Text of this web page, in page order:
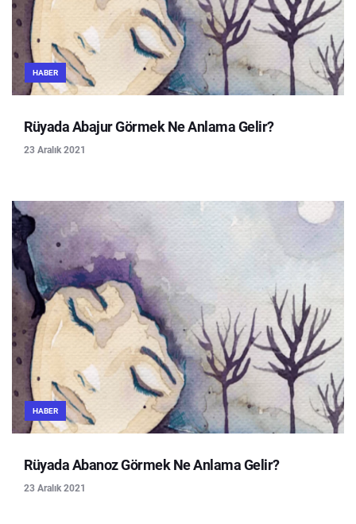
HABER
Rüyada Abajur Görmek Ne Anlama Gelir?
23 Aralık 2021
HABER
Rüyada Abanoz Görmek Ne Anlama Gelir?
23 Aralık 2021